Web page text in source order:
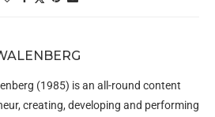
(1985) is an all-round content
creating, developing and performing